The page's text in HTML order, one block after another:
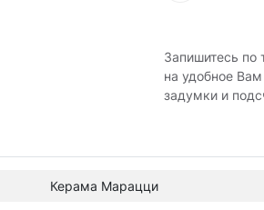
Запишитесь по
на удобное
задумки и
Керама Марацци